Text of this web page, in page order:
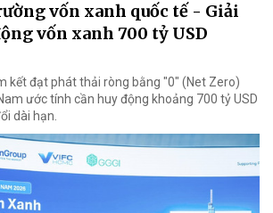
vốn xanh quốc tế - Giải
vốn xanh 700 tỷ USD
kết đạt phát thải ròng bằng "0" (Net Zero)
ước tính cần huy động khoảng 700 tỷ USD
dài hạn.